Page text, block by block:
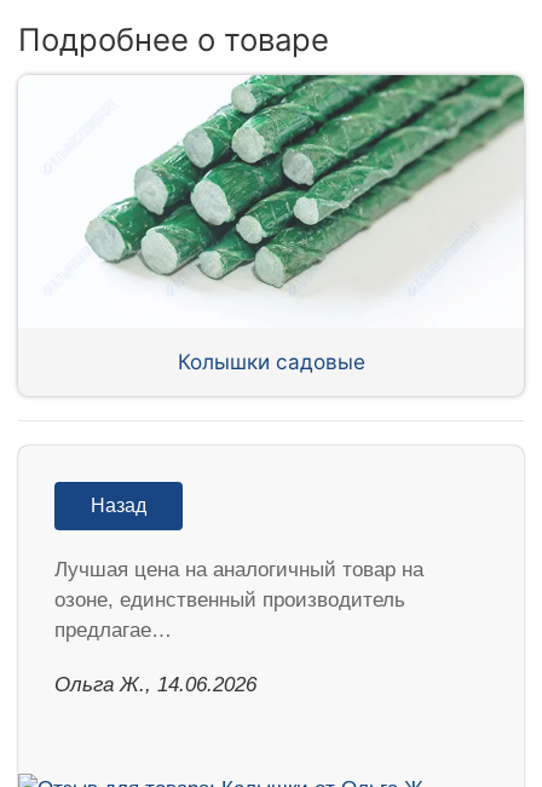
Подробнее о товаре
Колышки садовые
Назад
Лучшая цена на аналогичный товар на
озоне, единственный производитель
предлагае…
Ольга Ж., 14.06.2026